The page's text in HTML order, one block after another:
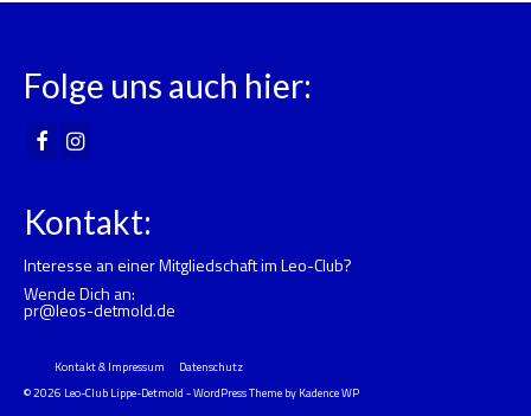
Folge uns auch hier:
Kontakt:
Interesse an einer Mitgliedschaft im Leo-Club?
Wende Dich an:
pr@leos-detmold.de
Kontakt & Impressum
Datenschutz
© 2026 Leo-Club Lippe-Detmold - WordPress Theme by Kadence WP